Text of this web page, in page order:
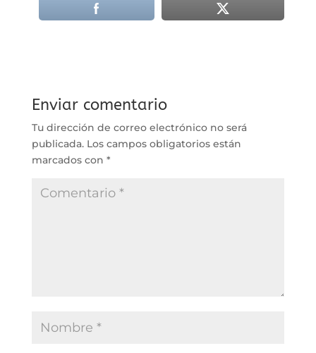
Enviar comentario
Tu dirección de correo electrónico no será
publicada. Los campos obligatorios están
marcados con *